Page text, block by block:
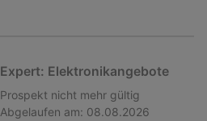
Expert: Elektronikangebote
Prospekt nicht mehr gültig
Abgelaufen am: 08.08.2026